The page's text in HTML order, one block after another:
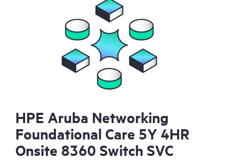
HPE Aruba Networking
Foundational Care 5Y 4HR
Onsite 8360 Switch SVC